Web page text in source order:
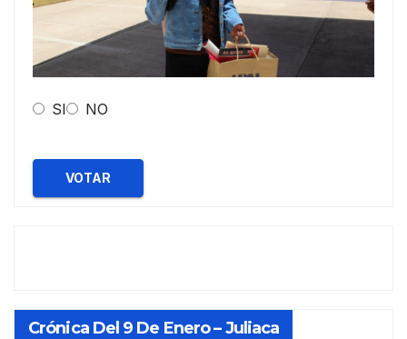
SI NO
VOTAR
Crónica Del 9 De Enero – Juliaca